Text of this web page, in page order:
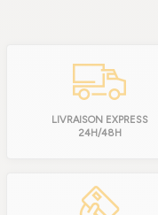
LIVRAISON EXPRESS
24H/48H